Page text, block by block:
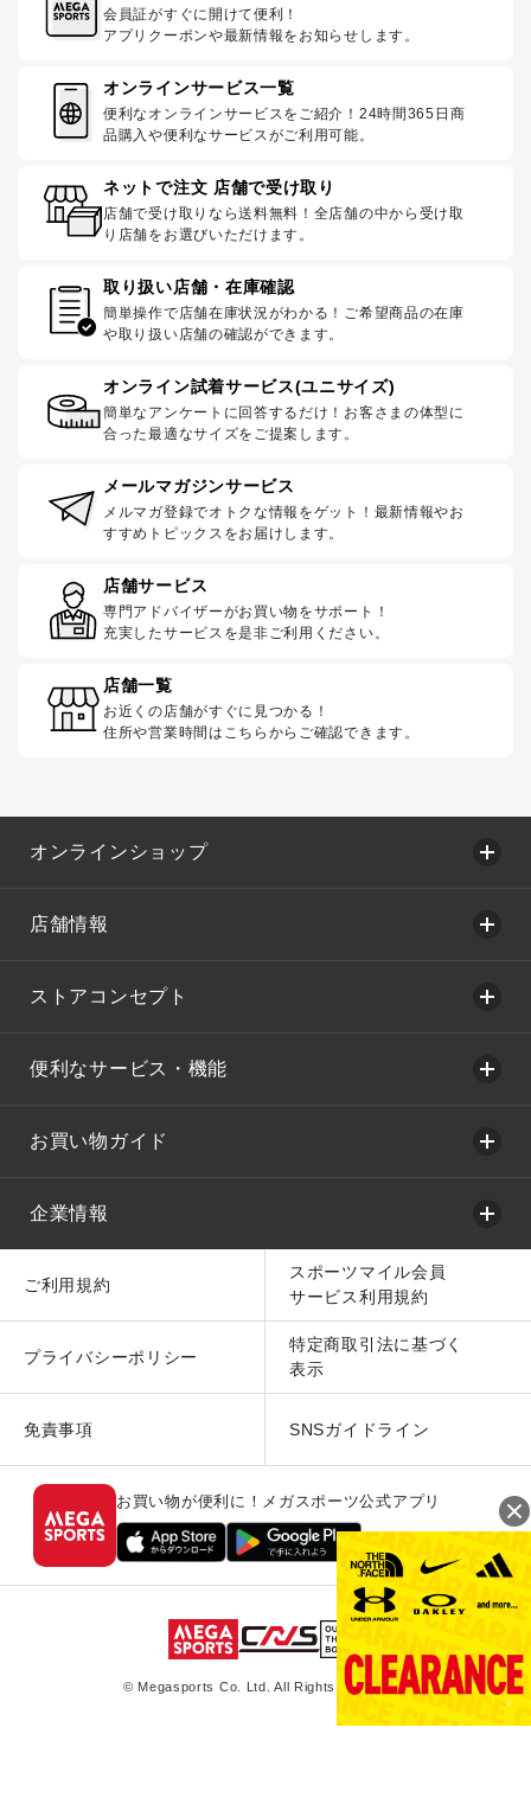
会員証がすぐに開けて便利！
アプリクーポンや最新情報をお知らせします。
オンラインサービス一覧
便利なオンラインサービスをご紹介！24時間365日商
品購入や便利なサービスがご利用可能。
ネットで注文 店舗で受け取り
店舗で受け取りなら送料無料！全店舗の中から受け取
り店舗をお選びいただけます。
取り扱い店舗・在庫確認
簡単操作で店舗在庫状況がわかる！ご希望商品の在庫
や取り扱い店舗の確認ができます。
オンライン試着サービス(ユニサイズ)
簡単なアンケートに回答するだけ！お客さまの体型に
合った最適なサイズをご提案します。
メールマガジンサービス
メルマガ登録でオトクな情報をゲット！最新情報やお
すすめトピックスをお届けします。
店舗サービス
専門アドバイザーがお買い物をサポート！
充実したサービスを是非ご利用ください。
店舗一覧
お近くの店舗がすぐに見つかる！
住所や営業時間はこちらからご確認できます。
オンラインショップ
店舗情報
ストアコンセプト
便利なサービス・機能
お買い物ガイド
企業情報
ご利用規約
スポーツマイル会員
サービス利用規約
プライバシーポリシー
特定商取引法に基づく
表示
免責事項 SNSガイドライン
お買い物が便利に！メガスポーツ公式アプリ
© Megasports Co. Ltd. All Rights Reserved.